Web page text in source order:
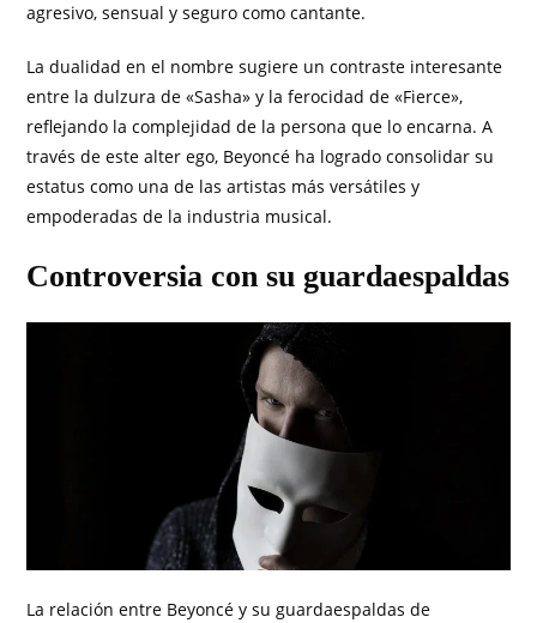
agresivo, sensual y seguro como cantante.
La dualidad en el nombre sugiere un contraste interesante
entre la dulzura de «Sasha» y la ferocidad de «Fierce»,
reflejando la complejidad de la persona que lo encarna. A
través de este alter ego, Beyoncé ha logrado consolidar su
estatus como una de las artistas más versátiles y
empoderadas de la industria musical.
Controversia con su guardaespaldas
La relación entre Beyoncé y su guardaespaldas de